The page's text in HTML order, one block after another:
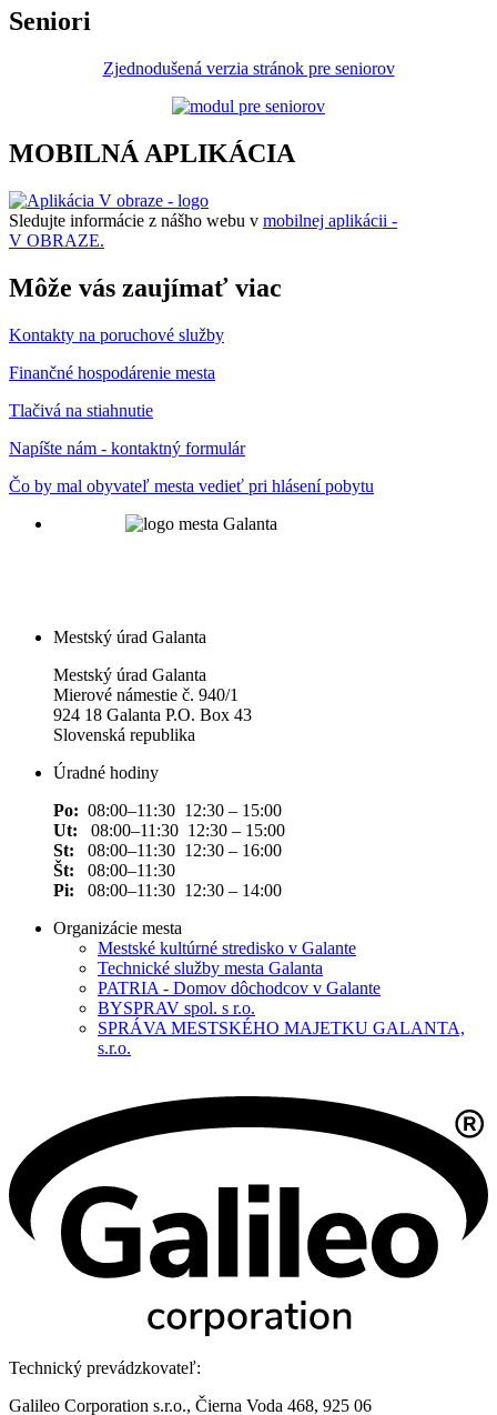
Seniori
Zjednodušená verzia stránok pre seniorov
MOBILNÁ APLIKÁCIA
Sledujte informácie z nášho webu v mobilnej aplikácii -
V OBRAZE.
Môže vás zaujímať viac
Kontakty na poruchové služby
Finančné hospodárenie mesta
Tlačivá na stiahnutie
Napíšte nám - kontaktný formulár
Čo by mal obyvateľ mesta vedieť pri hlásení pobytu
Mestský úrad Galanta
Mestský úrad Galanta
Mierové námestie č. 940/1
924 18 Galanta P.O. Box 43
Slovenská republika
Úradné hodiny
Po: 08:00–11:30 12:30 – 15:00
Ut: 08:00–11:30 12:30 – 15:00
St: 08:00–11:30 12:30 – 16:00
Št: 08:00–11:30
Pi: 08:00–11:30 12:30 – 14:00
Organizácie mesta
Mestské kultúrné stredisko v Galante
Technické služby mesta Galanta
PATRIA - Domov dôchodcov v Galante
BYSPRAV spol. s r.o.
SPRÁVA MESTSKÉHO MAJETKU GALANTA,
s.r.o.
Technický prevádzkovateľ:
Galileo Corporation s.r.o., Čierna Voda 468, 925 06